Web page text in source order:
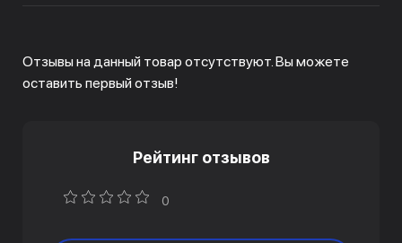
Отзывы на данный товар отсутствуют. Вы можете
оставить первый отзыв!
Рейтинг отзывов
0